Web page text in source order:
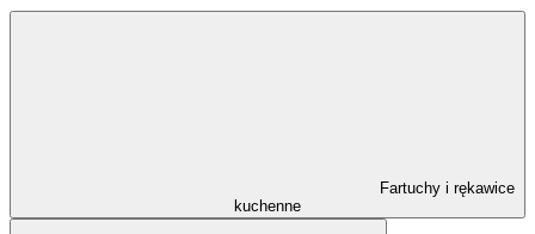
Fartuchy i rękawice
kuchenne